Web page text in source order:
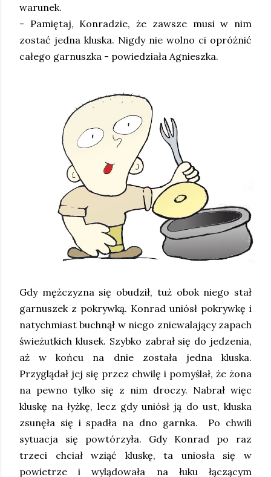
warunek.
- Pamiętaj, Konradzie, że zawsze musi w nim
zostać jedna kluska. Nigdy nie wolno ci opróżnić
całego garnuszka - powiedziała Agnieszka.
Gdy mężczyzna się obudził, tuż obok niego stał
garnuszek z pokrywką. Konrad uniósł pokrywkę i
natychmiast buchnął w niego zniewalający zapach
świeżutkich klusek. Szybko zabrał się do jedzenia,
aż w końcu na dnie została jedna kluska.
Przyglądał jej się przez chwilę i pomyślał, że żona
na pewno tylko się z nim droczy. Nabrał więc
kluskę na łyżkę, lecz gdy uniósł ją do ust, kluska
zsunęła się i spadła na dno garnka. Po chwili
sytuacja się powtórzyła. Gdy Konrad po raz
trzeci chciał wziąć kluskę, ta uniosła się w
powietrze i wylądowała na łuku łączącym